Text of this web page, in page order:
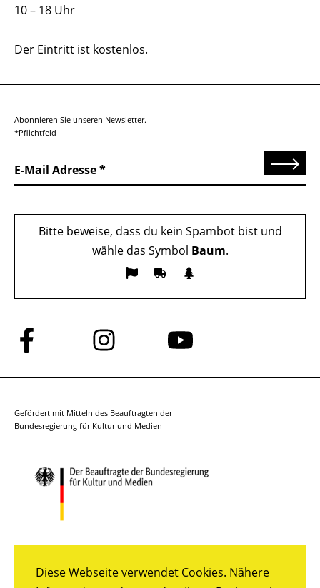
Diese Webseite verwendet Cookies. Nähere
10 – 18 Uhr
Der Eintritt ist kostenlos.
Abonnieren Sie unseren Newsletter.
*Pflichtfeld
E-Mail Adresse Senden
Bitte beweise, dass du kein Spambot bist und
wähle das Symbol Baum.
Folge
uns
auf
Folge
uns
auf
Folge
auf
Gefördert mit Mitteln des Beauftragten der
Bundesregierung für Kultur und Medien